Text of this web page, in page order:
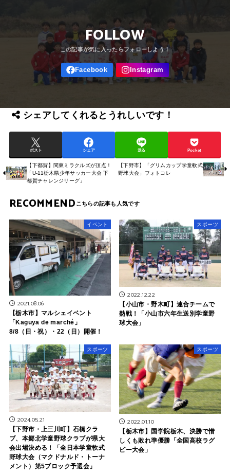
FOLLOW
シェアしてくれるとうれしいです！
ポスト シェア 送る Pocket
【下都賀】間東ミラクルズが頂点！
「U-11栃木県少年サッカー大会 下
都賀チャレンジリーグ」
【下野市】「グリムカップ学童軟式
野球大会」フォトコレ
RECOMMEND
イベント
2021.08.06
【栃木市】マルシェイベント
「Kaguya de marché」
8/8（日・祝）・22（日）開催！
スポーツ
2022.12.22
【小山市・野木町】連合チームで
熱戦！「小山市六年生送別学童野
球大会」
スポーツ
2024.05.21
【下野市・上三川町】石橋クラ
ブ、本郷北学童野球クラブが県大
会出場決める！「全日本学童軟式
野球大会（マクドナルド・トーナ
メント）第5ブロック予選会」
スポーツ
2022.01.10
【栃木市】国学院栃木、決勝で惜
しくも敗れ準優勝「全国高校ラグ
ビー大会」